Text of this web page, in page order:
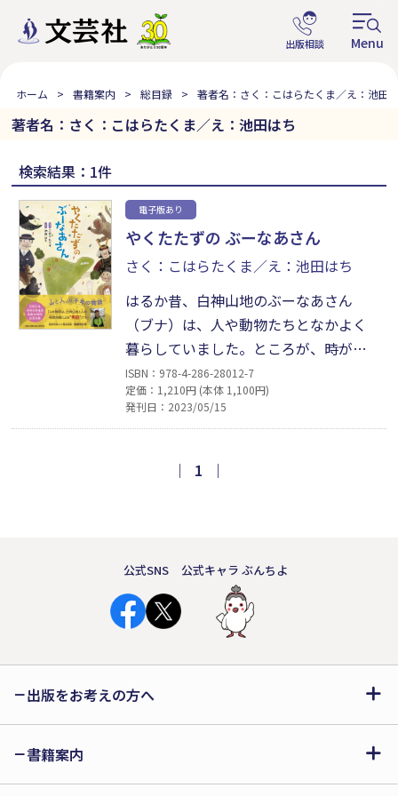
ホーム 書籍案内 総目録 著者名：さく：こはらたくま／え：池田
著者名：さく：こはらたくま／え：池田はち
検索結果：1件
電子版あり
やくたたずの ぶーなあさん
さく：こはらたくま／え：池田はち
はるか昔、白神山地のぶーなあさん
（ブナ）は、人や動物たちとなかよく
暮らしていました。ところが、時がた
ち、人たちはぶーなあさんのことを“や
くたたず”と呼びはじめます。そしてつ
いに、ぶーなあさんを切ろうとする人
から“やくたたず”と呼ばれたぶーなあ
ISBN：978-4-286-28012-7
定価：1,210円 (本体 1,100円)
発刊日：2023/05/15
｜ 1 ｜
公式SNS 公式キャラ ぶんちよ
出版をお考えの方へ
書籍案内